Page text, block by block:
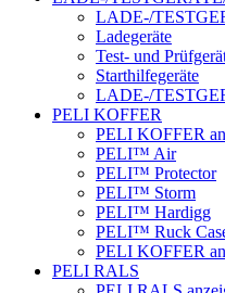
LADE-/
Ladegeräte
Test- und
Starthilfegeräte
LADE-/
PELI KOFFER
PELI KOFFER
PELI™ Air
PELI™ Protector
PELI™ Storm
PELI™ Hardigg
PELI™ Ruck
PELI KOFFER
PELI RALS